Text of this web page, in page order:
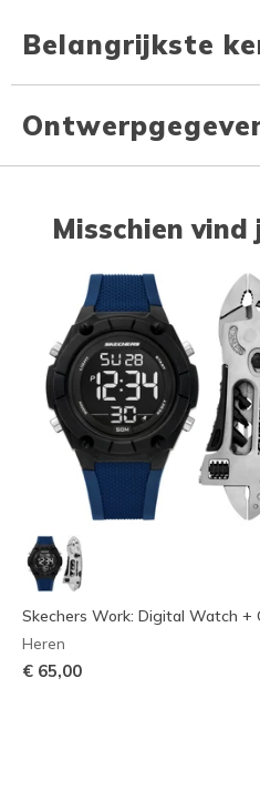
Belangrijkste
Misschien
Skechers Work: Digital Watch +
Heren
€ 65,00